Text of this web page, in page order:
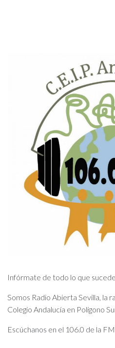
Infórmate de todo lo que
Somos Radio Abierta Sevilla, la
Colegio Andalucía en Polígono
Escúchanos en el 106.0 de la